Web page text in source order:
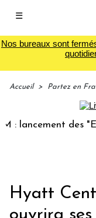
☰
Nos bureaux sont
Accueil > Partez en
des
Hyatt